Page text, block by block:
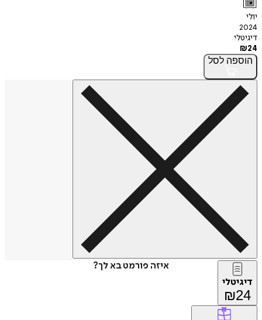
יולי
2024
דיגיטלי
₪24
הוספה לסל
איזה פורמט בא לך?
דיגיטלי
₪24